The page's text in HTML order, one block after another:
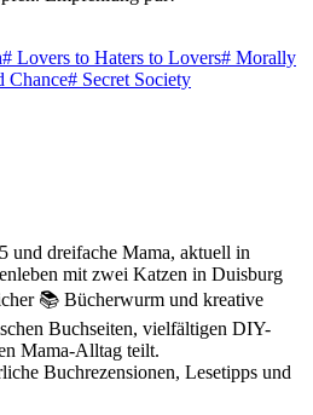
# Lovers to Haters to Lovers# Morally
Chance# Secret Society
und dreifache Mama, aktuell in
mit zwei Katzen in Duisburg
📚 Bücherwurm und kreative
Buchseiten, vielfältigen DIY-
Mama-Alltag teilt.
Buchrezensionen, Lesetipps und